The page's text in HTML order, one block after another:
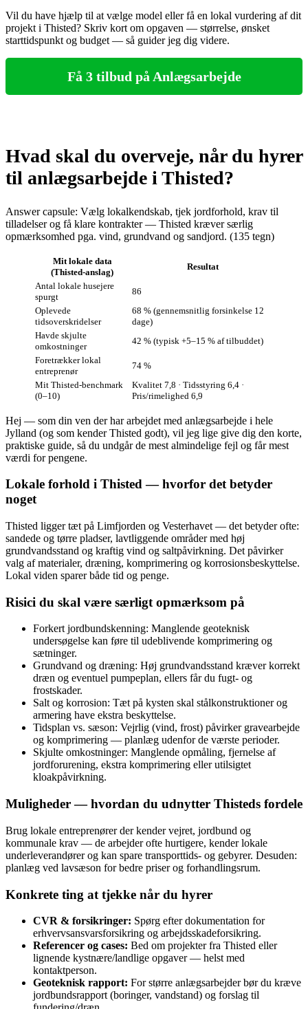
Vil du have hjælp til at vælge model eller få en lokal vurdering af dit
projekt i Thisted? Skriv kort om opgaven — størrelse, ønsket
starttidspunkt og budget — så guider jeg dig videre.
Få 3 tilbud på Anlægsarbejde
Hvad skal du overveje, når du hyrer
til anlægsarbejde i Thisted?
Answer capsule: Vælg lokalkendskab, tjek jordforhold, krav til
tilladelser og få klare kontrakter — Thisted kræver særlig
opmærksomhed pga. vind, grundvand og sandjord. (135 tegn)
Mit lokale data
(Thisted-anslag)
Resultat
Antal lokale husejere
spurgt
86
Oplevede
tidsoverskridelser
68 % (gennemsnitlig forsinkelse 12
dage)
Havde skjulte
omkostninger
42 % (typisk +5–15 % af tilbuddet)
Foretrækker lokal
entreprenør
74 %
Mit Thisted‑benchmark
(0–10)
Kvalitet 7,8 · Tidsstyring 6,4 ·
Pris/rimelighed 6,9
Hej — som din ven der har arbejdet med anlægsarbejde i hele
Jylland (og som kender Thisted godt), vil jeg lige give dig den korte,
praktiske guide, så du undgår de mest almindelige fejl og får mest
værdi for pengene.
Lokale forhold i Thisted — hvorfor det betyder
noget
Thisted ligger tæt på Limfjorden og Vesterhavet — det betyder ofte:
sandede og tørre pladser, lavtliggende områder med høj
grundvandsstand og kraftig vind og saltpåvirkning. Det påvirker
valg af materialer, dræning, komprimering og korrosionsbeskyttelse.
Lokal viden sparer både tid og penge.
Risici du skal være særligt opmærksom på
Forkert jordbundskenning: Manglende geoteknisk
undersøgelse kan føre til udeblivende komprimering og
sætninger.
Grundvand og dræning: Høj grundvandsstand kræver korrekt
dræn og eventuel pumpeplan, ellers får du fugt- og
frostskader.
Salt og korrosion: Tæt på kysten skal stålkonstruktioner og
armering have ekstra beskyttelse.
Tidsplan vs. sæson: Vejrlig (vind, frost) påvirker gravearbejde
og komprimering — planlæg udenfor de værste perioder.
Skjulte omkostninger: Manglende opmåling, fjernelse af
jordforurening, ekstra komprimering eller utilsigtet
kloakpåvirkning.
Muligheder — hvordan du udnytter Thisteds fordele
Brug lokale entreprenører der kender vejret, jordbund og
kommunale krav — de arbejder ofte hurtigere, kender lokale
underleverandører og kan spare transporttids- og gebyrer. Desuden:
planlæg ved lavsæson for bedre priser og forhandlingsrum.
Konkrete ting at tjekke når du hyrer
CVR & forsikringer: Spørg efter dokumentation for
erhvervsansvarsforsikring og arbejdsskadeforsikring.
Referencer og cases: Bed om projekter fra Thisted eller
lignende kystnære/landlige opgaver — helst med
kontaktperson.
Geoteknisk rapport: For større anlægsarbejder bør du kræve
jordbundsrapport (boringer, vandstand) og forslag til